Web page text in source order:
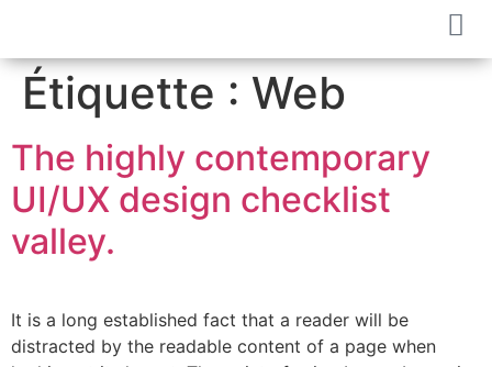
Étiquette : Web
The highly contemporary
UI/UX design checklist
valley.
It is a long established fact that a reader will be
distracted by the readable content of a page when